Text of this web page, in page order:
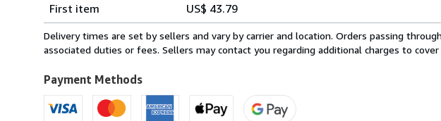
rates
from
France
U.S.A.
First item
US$ 43.79
Delivery times are set by sellers and vary by carrier and location. Orders passing
associated duties or fees. Sellers may contact you regarding additional charges to
Payment Methods